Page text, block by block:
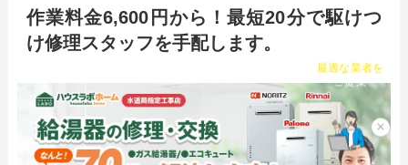
作業料金6,600円から！最短20分で駆けつ
け修理スタッフを手配します。
×
チャット診断で
最適な業者を
ご提案